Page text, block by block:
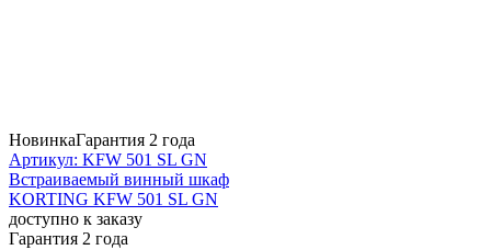
НовинкаГарантия 2 года
Артикул: KFW 501 SL GN
Встраиваемый винный шкаф
KORTING KFW 501 SL GN
доступно к заказу
Гарантия 2 года